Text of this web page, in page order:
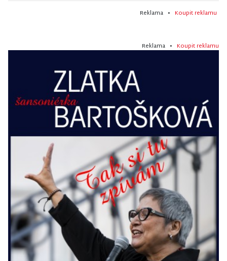
Reklama • Koupit reklamu
Reklama • Koupit reklamu